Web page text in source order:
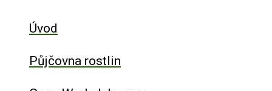
Úvod
Půjčovna rostlin